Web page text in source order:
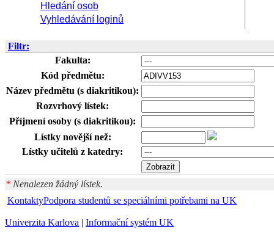
Hledání osob
Vyhledávání loginů
Filtr:
Fakulta:
Kód předmětu:
Název předmětu (s diakritikou):
Rozvrhový lístek:
Příjmení osoby (s diakritikou):
Lístky novější než:
Lístky učitelů z katedry:
* Nenalezen žádný lístek.
KontaktyPodpora studentů se speciálními potřebami na UK
Univerzita Karlova | Informační systém UK